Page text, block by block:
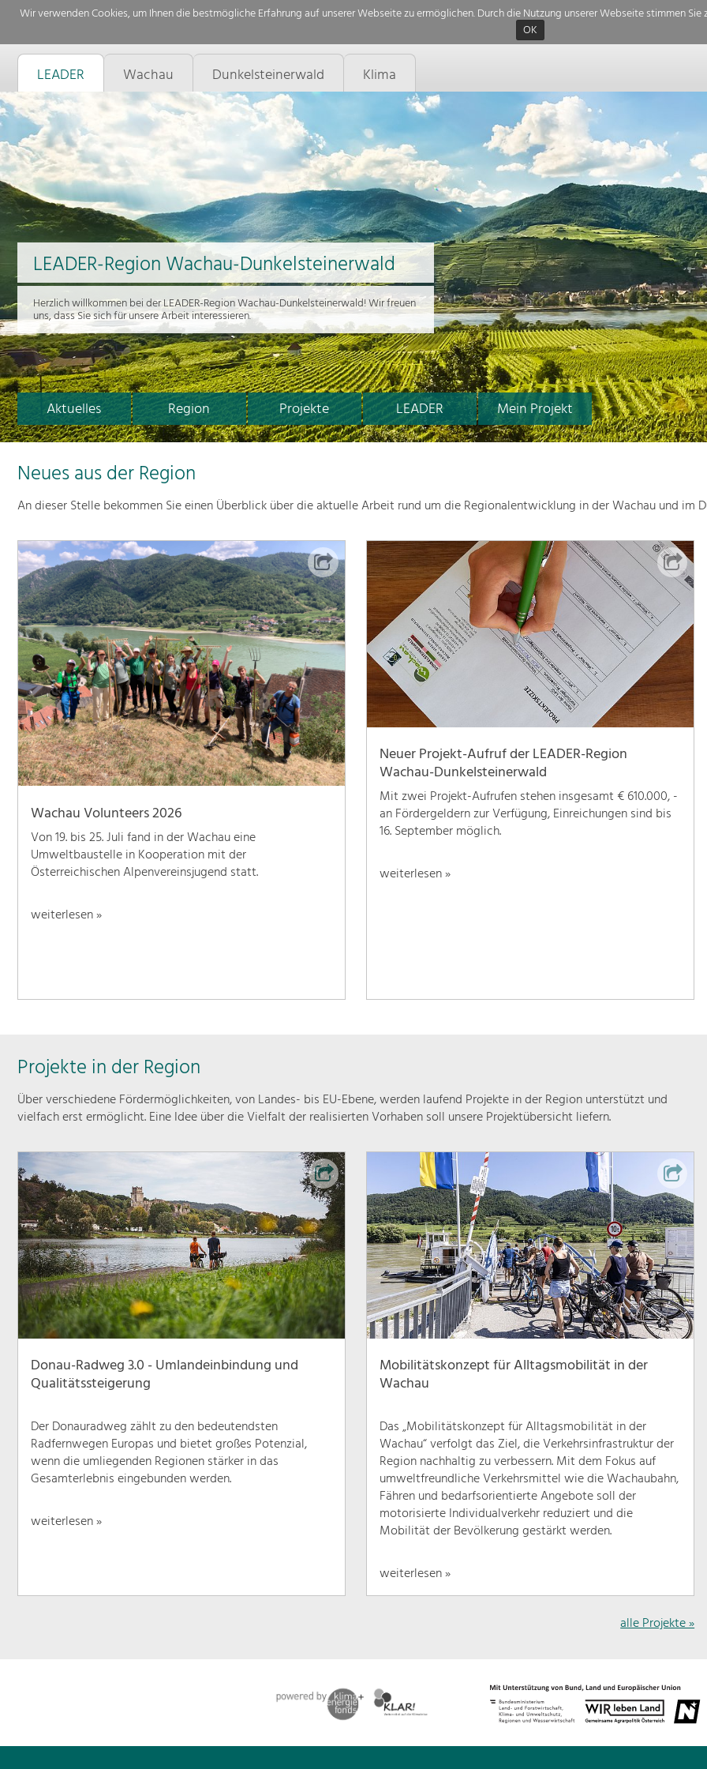
Wir verwenden Cookies, um Ihnen die bestmögliche Erfahrung auf unserer Webseite zu ermöglichen. Durch die Nutzung unserer Webseite stimmen
OK
LEADER Wachau Dunkelsteinerwald Klima
Aktuelles Region Projekte LEADER Mein Projekt
LEADER-Region Wachau-Dunkelsteinerwald
Herzlich willkommen bei der LEADER-Region Wachau-Dunkelsteinerwald! Wir freuen
uns, dass Sie sich für unsere Arbeit interessieren.
Neues aus der Region
An dieser Stelle bekommen Sie einen Überblick über die aktuelle Arbeit rund um die Regionalentwicklung in der Wachau und im
Wachau Volunteers 2026
Von 19. bis 25. Juli fand in der Wachau eine
Umweltbaustelle in Kooperation mit der
Österreichischen Alpenvereinsjugend statt.
weiterlesen »
Neuer Projekt-Aufruf der LEADER-Region
Wachau-Dunkelsteinerwald
Mit zwei Projekt-Aufrufen stehen insgesamt € 610.000, -
an Fördergeldern zur Verfügung, Einreichungen sind bis
16. September möglich.
weiterlesen »
Projekte in der Region
Über verschiedene Fördermöglichkeiten, von Landes- bis EU-Ebene, werden laufend Projekte in der Region unterstützt und
vielfach erst ermöglicht. Eine Idee über die Vielfalt der realisierten Vorhaben soll unsere Projektübersicht liefern.
Donau-Radweg 3.0 - Umlandeinbindung und
Qualitätssteigerung
Der Donauradweg zählt zu den bedeutendsten
Radfernwegen Europas und bietet großes Potenzial,
wenn die umliegenden Regionen stärker in das
Gesamterlebnis eingebunden werden.
weiterlesen »
Mobilitätskonzept für Alltagsmobilität in der
Wachau
Das „Mobilitätskonzept für Alltagsmobilität in der
Wachau“ verfolgt das Ziel, die Verkehrsinfrastruktur der
Region nachhaltig zu verbessern. Mit dem Fokus auf
umweltfreundliche Verkehrsmittel wie die Wachaubahn,
Fähren und bedarfsorientierte Angebote soll der
motorisierte Individualverkehr reduziert und die
Mobilität der Bevölkerung gestärkt werden.
weiterlesen »
alle Projekte »